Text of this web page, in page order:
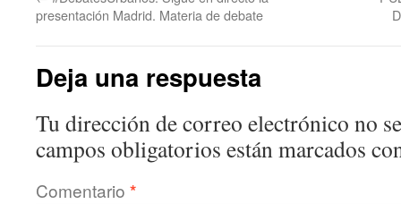
presentación Madrid. Materia de debate
Deja una respuesta
Tu dirección de correo electrónico no
campos obligatorios están marcados
Comentario *